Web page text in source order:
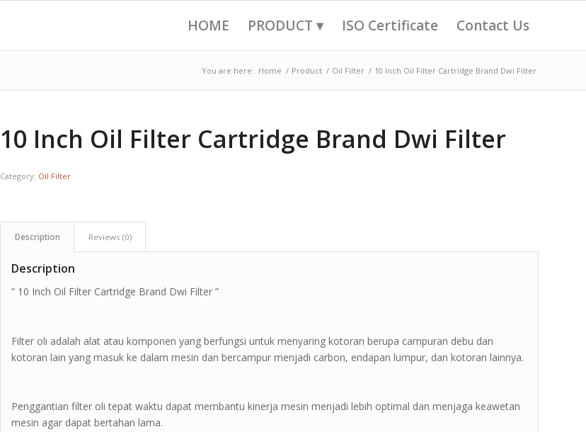
HOME PRODUCT ▾ ISO Certificate Contact Us
You are here: Home / Product / Oil Filter / 10 Inch Oil Filter Cartridge Brand Dwi Filter
10 Inch Oil Filter Cartridge Brand Dwi Filter
Category: Oil Filter
Description Reviews (0)
Description
” 10 Inch Oil Filter Cartridge Brand Dwi Filter ”
Filter oli adalah alat atau komponen yang berfungsi untuk menyaring kotoran berupa campuran debu dan
kotoran lain yang masuk ke dalam mesin dan bercampur menjadi carbon, endapan lumpur, dan kotoran lainnya.
Penggantian filter oli tepat waktu dapat membantu kinerja mesin menjadi lebih optimal dan menjaga keawetan
mesin agar dapat bertahan lama.